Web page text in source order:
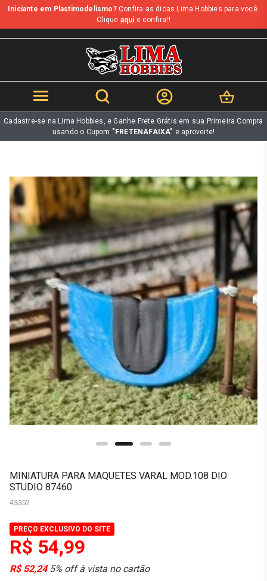
b
Iniciante em Plastimodelismo?Confira as dicas Lima Hobbies para você.
Clique aqui e confira!!
Cadastre-se na Lima Hobbies, e Ganhe Frete Grátis em sua Primeira Compra
usando o Cupom "FRETENAFAIXA" e aproveite!
MINIATURA PARA MAQUETES VARAL MOD.108 DIO
STUDIO 87460
43352
PREÇO EXCLUSIVO DO SITE
R$ 54,99
R$ 52,245% off à vista no cartão